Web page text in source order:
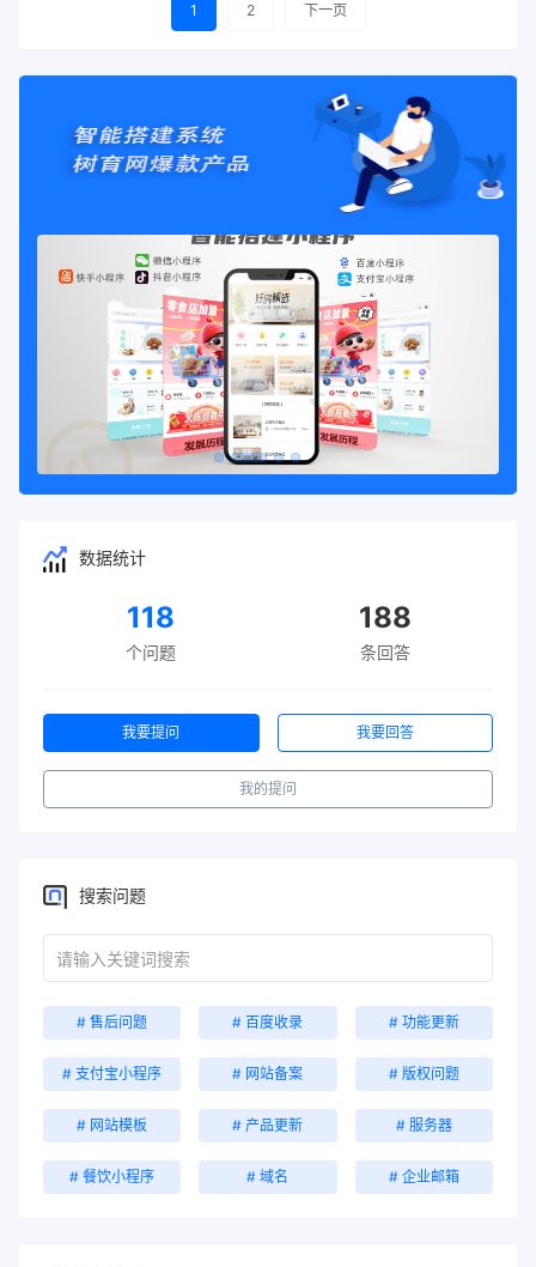
1 2 下一页
数据统计
118
个问题
188
条回答
我要提问 我要回答
我的提问
搜索问题
# 售后问题 # 百度收录 # 功能更新
# 支付宝小程序 # 网站备案 # 版权问题
# 网站模板 # 产品更新 # 服务器
# 餐饮小程序 # 域名 # 企业邮箱